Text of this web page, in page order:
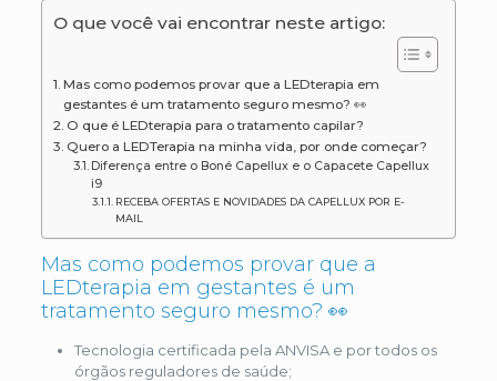
O que você vai encontrar neste artigo:
Mas como podemos provar que a LEDterapia em
gestantes é um tratamento seguro mesmo? 👀
O que é LEDterapia para o tratamento capilar?
Quero a LEDTerapia na minha vida, por onde começar?
Diferença entre o Boné Capellux e o Capacete Capellux
i9
RECEBA OFERTAS E NOVIDADES DA CAPELLUX POR E-
MAIL
Mas como podemos provar que a
LEDterapia em gestantes é um
tratamento seguro mesmo? 👀
Tecnologia certificada pela ANVISA e por todos os
órgãos reguladores de saúde;